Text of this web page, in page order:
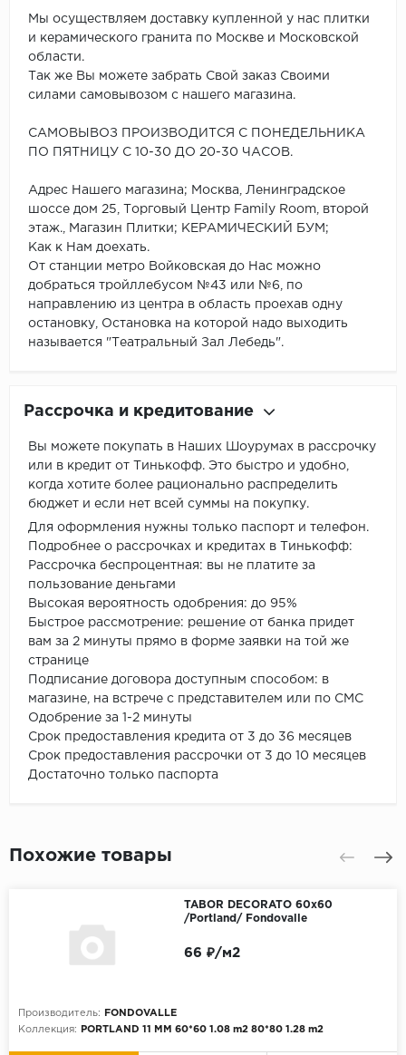
Мы осуществляем доставку купленной у нас плитки
и керамического гранита по Москве и Московской
области.
Так же Вы можете забрать Свой заказ Своими
силами самовывозом с нашего магазина.
САМОВЫВОЗ ПРОИЗВОДИТСЯ С ПОНЕДЕЛЬНИКА
ПО ПЯТНИЦУ С 10-30 ДО 20-30 ЧАСОВ.
Адрес Нашего магазина; Москва, Ленинградское
шоссе дом 25, Торговый Центр Family Room, второй
этаж., Магазин Плитки; КЕРАМИЧЕСКИЙ БУМ;
Как к Нам доехать.
От станции метро Войковская до Нас можно
добраться тройллебусом №43 или №6, по
направлению из центра в область проехав одну
остановку, Остановка на которой надо выходить
называется "Театральный Зал Лебедь".
Рассрочка и кредитование
Вы можете покупать в Наших Шоурумах в рассрочку
или в кредит от Тинькофф. Это быстро и удобно,
когда хотите более рационально распределить
бюджет и если нет всей суммы на покупку.
Для оформления нужны только паспорт и телефон.
Подробнее о рассрочках и кредитах в Тинькофф:
Рассрочка беспроцентная: вы не платите за
пользование деньгами
Высокая вероятность одобрения: до 95%
Быстрое рассмотрение: решение от банка придет
вам за 2 минуты прямо в форме заявки на той же
странице
Подписание договора доступным способом: в
магазине, на встрече с представителем или по СМС
Одобрение за 1-2 минуты
Срок предоставления кредита от 3 до 36 месяцев
Срок предоставления рассрочки от 3 до 10 месяцев
Достаточно только паспорта
Похожие товары
TABOR DECORATO 60x60
/Portland/ Fondovalle
Производитель:
FONDOVALLE
Коллекция:
PORTLAND 11 MM 60*60 1.08 m2 80*80 1.28 m2
66 ₽/м2